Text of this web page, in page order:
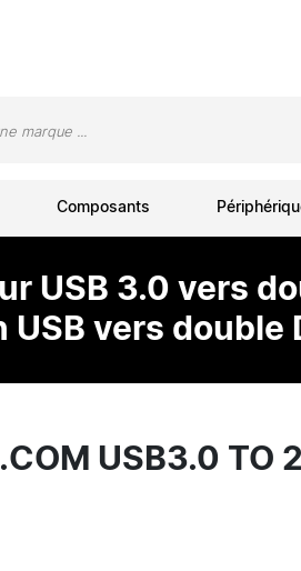
Composants
USB 3.0 vers
USB vers
USB3.0 TO